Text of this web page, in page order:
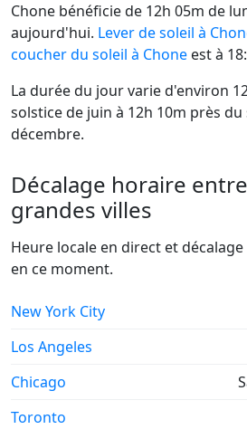
Chone bénéficie de 12h 05m de
aujourd'hui. Lever de soleil à
coucher du soleil à Chone est à
La durée du jour varie d'environ
solstice de juin à 12h 10m près
décembre.
Décalage horaire
grandes villes
Heure locale en direct et
en ce moment.
New York City
Los Angeles
Chicago
Toronto